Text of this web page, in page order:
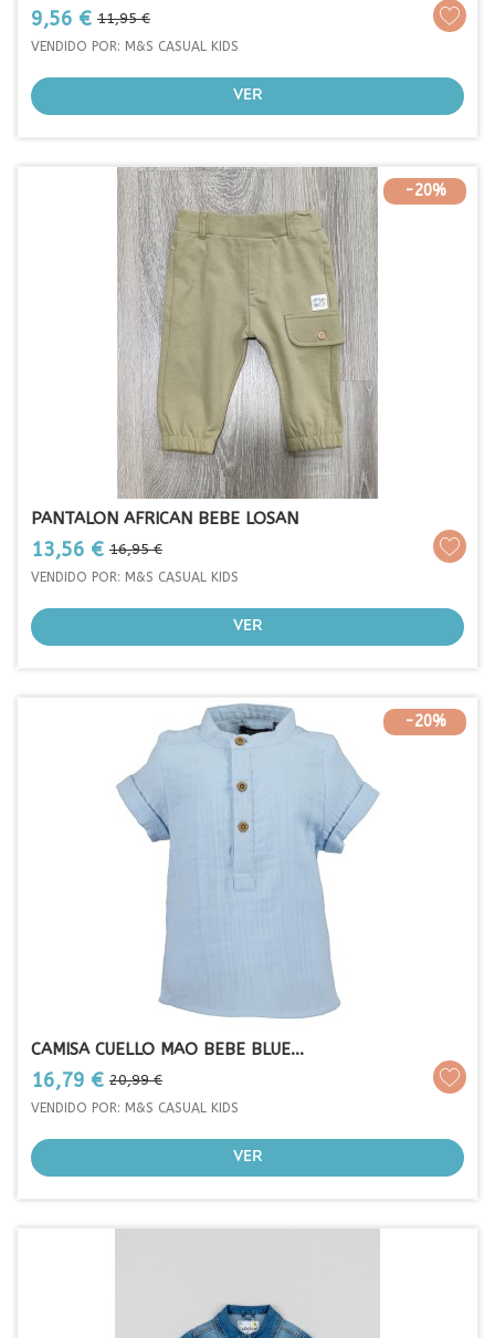
Prezo
9,56 € Prezo
base
11,95 €
VENDIDO POR: M&S CASUAL KIDS
VER
-20%
PANTALON AFRICAN BEBE LOSAN
Prezo
13,56 € Prezo
base
16,95 €
VENDIDO POR: M&S CASUAL KIDS
VER
-20%
CAMISA CUELLO MAO BEBE BLUE...
Prezo
16,79 € Prezo
base
20,99 €
VENDIDO POR: M&S CASUAL KIDS
VER